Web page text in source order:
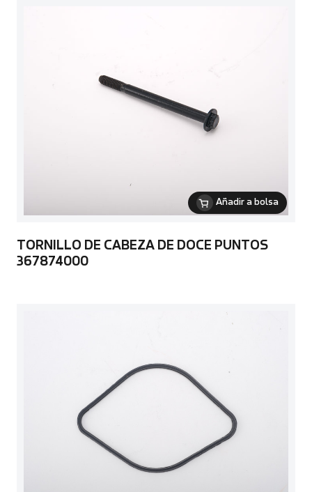
Añadir a bolsa
TORNILLO DE CABEZA DE DOCE PUNTOS
367874000